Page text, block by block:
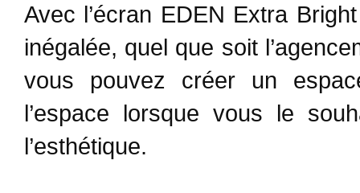
Avec l’écran EDEN Extra
inégalée, quel que soit
vous pouvez créer un
l’espace lorsque vous le
l’esthétique.